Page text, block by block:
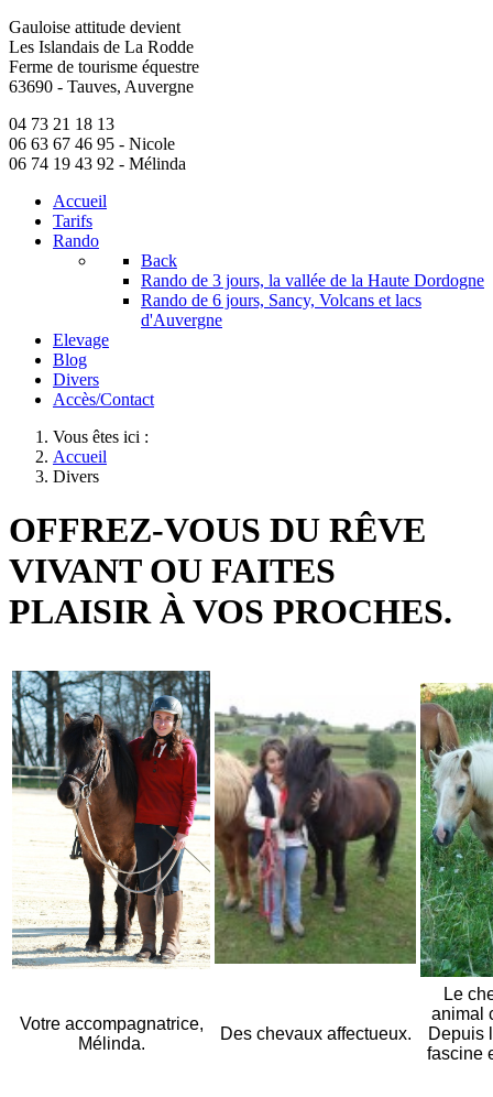
Gauloise attitude devient
Les Islandais de La Rodde
Ferme de tourisme équestre
63690 - Tauves, Auvergne
04 73 21 18 13
06 63 67 46 95 - Nicole
06 74 19 43 92 - Mélinda
Accueil
Tarifs
Rando
Back
Rando de 3 jours, la vallée de la Haute Dordogne
Rando de 6 jours, Sancy, Volcans et lacs
d'Auvergne
Elevage
Blog
Divers
Accès/Contact
Vous êtes ici :
Accueil
Divers
OFFREZ-VOUS DU RÊVE
VIVANT OU FAITES
PLAISIR À VOS PROCHES.
Votre accompagnatrice,
Mélinda.
Des chevaux affectueux.
Le
animal
Depuis
fascine